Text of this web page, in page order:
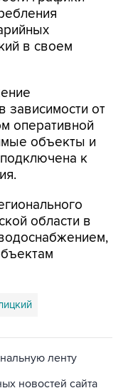
в своем
оперативной
объекты и
к
новостей сайта
в официальном